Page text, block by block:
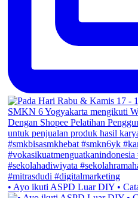
• Ayo ikuti ASPD Luar DIY •